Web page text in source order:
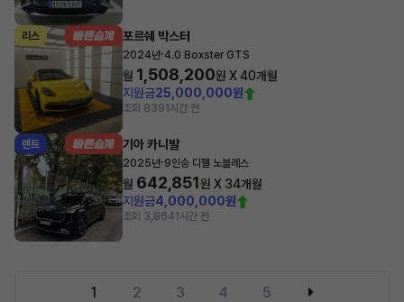
리스 포르쉐 박스터
2024년·4.0 Boxster GTS
월 1,508,200원 X40개월
지원금25,000,000원
조회 8391시간 전
렌트 기아 카니발
2025년·9인승 디젤 노블레스
월 642,851원 X 34개월
지원금4,000,000원
조회 3,8641시간 전
1 2 3 4 5